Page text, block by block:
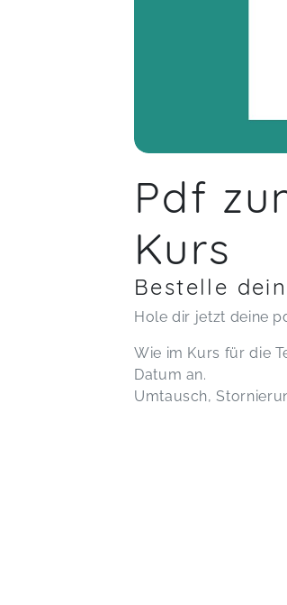
Pdf
Kurs
Bestelle
Hole dir jetzt deine
Wie im Kurs für die
Datum an.
Umtausch,